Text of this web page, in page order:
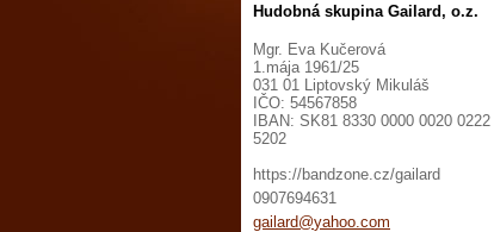
Hudobná skupina Gailard, o.z.
Mgr. Eva Kučerová
1.mája 1961/25
031 01 Liptovský Mikuláš
IČO: 54567858
IBAN: SK81 8330 0000 0020 0222
5202
https://bandzone.cz/gailard
0907694631
gailard@yahoo.com